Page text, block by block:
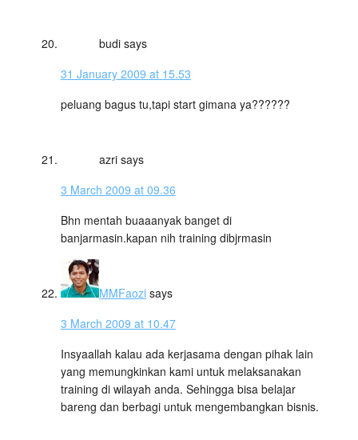
budi says
31 January 2009 at 15.53
peluang bagus tu,tapi start gimana ya??????
azri says
3 March 2009 at 09.36
Bhn mentah buaaanyak banget di
banjarmasin.kapan nih training dibjrmasin
MMFaozi says
3 March 2009 at 10.47
Insyaallah kalau ada kerjasama dengan pihak lain
yang memungkinkan kami untuk melaksanakan
training di wilayah anda. Sehingga bisa belajar
bareng dan berbagi untuk mengembangkan bisnis.